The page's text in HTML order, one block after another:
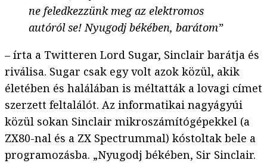
ne feledkezzünk meg az elektromos
autóról se! Nyugodj békében, barátom”
– írta a Twitteren Lord Sugar, Sinclair barátja és
riválisa. Sugar csak egy volt azok közül, akik
életében és halálában is méltatták a lovagi címet
szerzett feltalálót. Az informatikai nagyágyúi
közül sokan Sinclair mikroszámítógépekkel (a
ZX80-nal és a ZX Spectrummal) kóstoltak bele a
programozásba. „Nyugodj békében, Sir Sinclair.